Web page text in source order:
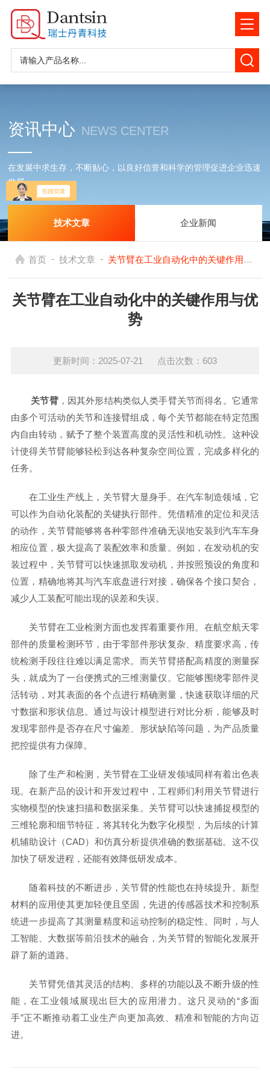
资讯中心 NEWS CENTER
在发展中求生存，不断贴心，以良好信誉和科学的管理促进企业迅速
发展
技术文章 企业新闻
首页 - 技术文章 - 关节臂在工业自动化中的关键作用与优势
关节臂在工业自动化中的关键作用与优
势
更新时间：2025-07-21 点击次数：603
关节臂，因其外形结构类似人类手臂关节而得名。它通常
由多个可活动的关节和连接臂组成，每个关节都能在特定范围
内自由转动，赋予了整个装置高度的灵活性和机动性。这种设
计使得关节臂能够轻松到达各种复杂空间位置，完成多样化的
任务。
在工业生产线上，关节臂大显身手。在汽车制造领域，它
可以作为自动化装配的关键执行部件。凭借精准的定位和灵活
的动作，关节臂能够将各种零部件准确无误地安装到汽车车身
相应位置，极大提高了装配效率和质量。例如，在发动机的安
装过程中，关节臂可以快速抓取发动机，并按照预设的角度和
位置，精确地将其与汽车底盘进行对接，确保各个接口契合，
减少人工装配可能出现的误差和失误。
关节臂在工业检测方面也发挥着重要作用。在航空航天零
部件的质量检测环节，由于零部件形状复杂、精度要求高，传
统检测手段往往难以满足需求。而关节臂搭配高精度的测量探
头，就成为了一台便携式的三维测量仪。它能够围绕零部件灵
活转动，对其表面的各个点进行精确测量，快速获取详细的尺
寸数据和形状信息。通过与设计模型进行对比分析，能够及时
发现零部件是否存在尺寸偏差、形状缺陷等问题，为产品质量
把控提供有力保障。
除了生产和检测，关节臂在工业研发领域同样有着出色表
现。在新产品的设计和开发过程中，工程师们利用关节臂进行
实物模型的快速扫描和数据采集。关节臂可以快速捕捉模型的
三维轮廓和细节特征，将其转化为数字化模型，为后续的计算
机辅助设计（CAD）和仿真分析提供准确的数据基础。这不仅
加快了研发进程，还能有效降低研发成本。
随着科技的不断进步，关节臂的性能也在持续提升。新型
材料的应用使其更加轻便且坚固，先进的传感器技术和控制系
统进一步提高了其测量精度和运动控制的稳定性。同时，与人
工智能、大数据等前沿技术的融合，为关节臂的智能化发展开
辟了新的道路。
关节臂凭借其灵活的结构、多样的功能以及不断升级的性
能，在工业领域展现出巨大的应用潜力。这只灵动的“多面
手”正不断推动着工业生产向更加高效、精准和智能的方向迈
进。